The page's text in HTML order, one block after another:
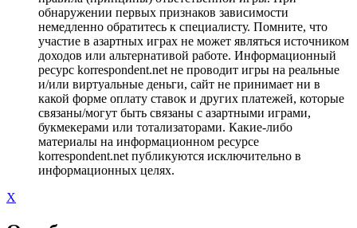
обнаружении первых признаков зависимости
немедленно обратитесь к специалисту. Помните, что
участие в азартных играх не может являться источником
доходов или альтернативой работе. Информационный
ресурс korrespondent.net не проводит игры на реальные
и/или виртуальные деньги, сайт не принимает ни в
какой форме оплату ставок и других платежей, которые
связаны/могут быть связаны с азартными играми,
букмекерами или тотализаторами. Какие-либо
материалы на информационном ресурсе
korrespondent.net публикуются исключительно в
информационных целях.
X